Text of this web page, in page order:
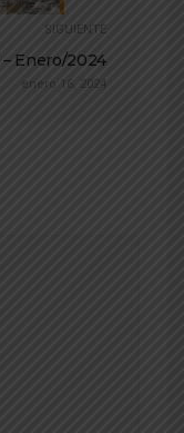
SIGUIENTE
– Enero/2024
enero 16, 2024